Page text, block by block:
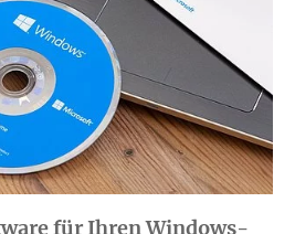
für Ihren Windows-